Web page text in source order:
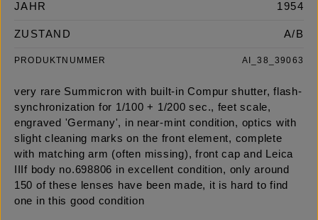
JAHR 1954
ZUSTAND A/B
PRODUKTNUMMER AI_38_39063
very rare Summicron with built-in Compur shutter, flash-
synchronization for 1/100 + 1/200 sec., feet scale,
engraved 'Germany', in near-mint condition, optics with
slight cleaning marks on the front element, complete
with matching arm (often missing), front cap and Leica
IIIf body no.698806 in excellent condition, only around
150 of these lenses have been made, it is hard to find
one in this good condition